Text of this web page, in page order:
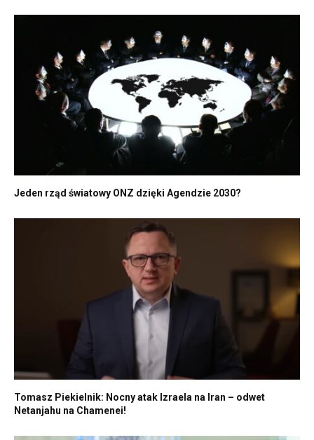
Jeden rząd światowy ONZ dzięki Agendzie 2030?
Tomasz Piekielnik: Nocny atak Izraela na Iran – odwet
Netanjahu na Chamenei!